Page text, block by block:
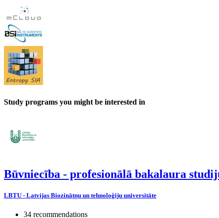
Study programs you might be interested in
Būvniecība - profesionālā bakalaura
LBTU - Latvijas Biozinātņu un tehnoloģiju universitāte
34 recommendations